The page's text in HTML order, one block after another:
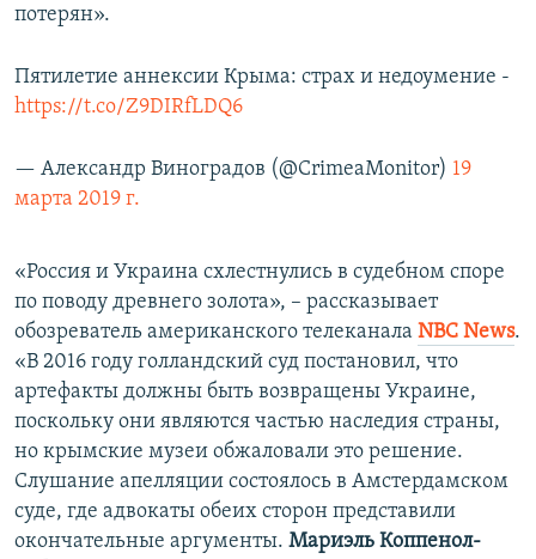
потерян».
Пятилетие аннексии Крыма: страх и недоумение -
https://t.co/Z9DIRfLDQ6
— Александр Виноградов (@CrimeaMonitor) 19
марта 2019 г.
«Россия и Украина схлестнулись в судебном споре
по поводу древнего золота», – рассказывает
обозреватель американского телеканала NBC News.
«В 2016 году голландский суд постановил, что
артефакты должны быть возвращены Украине,
поскольку они являются частью наследия страны,
но крымские музеи обжаловали это решение.
Слушание апелляции состоялось в Амстердамском
суде, где адвокаты обеих сторон представили
окончательные аргументы. Мариэль Коппенол-